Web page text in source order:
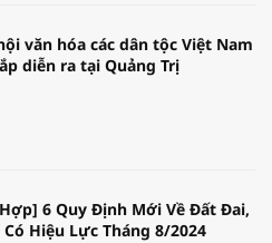
văn hóa các dân tộc Việt Nam
diễn ra tại Quảng Trị
6 Quy Định Mới Về Đất Đai,
Có Hiệu Lực Tháng 8/2024